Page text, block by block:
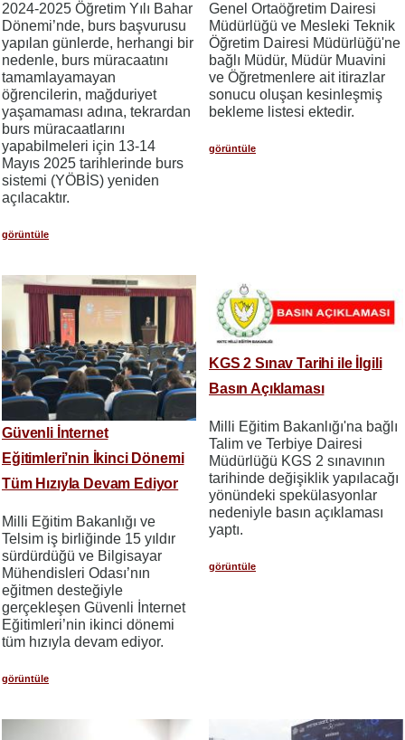
2024-2025 Öğretim Yılı Bahar
Dönemi’nde, burs başvurusu
yapılan günlerde, herhangi bir
nedenle, burs müracaatını
tamamlayamayan
öğrencilerin, mağduriyet
yaşamaması adına, tekrardan
burs müracaatlarını
yapabilmeleri için 13-14
Mayıs 2025 tarihlerinde burs
sistemi (YÖBİS) yeniden
açılacaktır.
görüntüle
Genel Ortaöğretim Dairesi
Müdürlüğü ve Mesleki Teknik
Öğretim Dairesi Müdürlüğü'ne
bağlı Müdür, Müdür Muavini
ve Öğretmenlere ait itirazlar
sonucu oluşan kesinleşmiş
bekleme listesi ektedir.
görüntüle
Güvenli İnternet
Eğitimleri’nin İkinci Dönemi
Tüm Hızıyla Devam Ediyor
Milli Eğitim Bakanlığı ve
Telsim iş birliğinde 15 yıldır
sürdürdüğü ve Bilgisayar
Mühendisleri Odası’nın
eğitmen desteğiyle
gerçekleşen Güvenli İnternet
Eğitimleri’nin ikinci dönemi
tüm hızıyla devam ediyor.
görüntüle
KGS 2 Sınav Tarihi ile İlgili
Basın Açıklaması
Milli Eğitim Bakanlığı'na bağlı
Talim ve Terbiye Dairesi
Müdürlüğü KGS 2 sınavının
tarihinde değişiklik yapılacağı
yönündeki spekülasyonlar
nedeniyle basın açıklaması
yaptı.
görüntüle